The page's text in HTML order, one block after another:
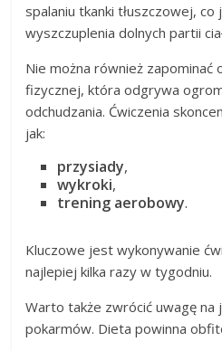
spalaniu tkanki tłuszczowej,
wyszczuplenia dolnych partii
Nie można również zapominać
fizycznej, która odgrywa
odchudzania. Ćwiczenia
jak:
przysiady,
wykroki,
trening aerobowy.
Kluczowe jest wykonywanie
najlepiej kilka razy w tygodniu.
Warto także zwrócić uwagę na
pokarmów. Dieta powinna